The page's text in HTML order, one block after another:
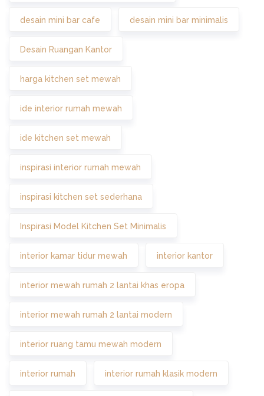
desain mini bar cafe desain mini bar minimalis
Desain Ruangan Kantor
harga kitchen set mewah
ide interior rumah mewah
ide kitchen set mewah
inspirasi interior rumah mewah
inspirasi kitchen set sederhana
Inspirasi Model Kitchen Set Minimalis
interior kamar tidur mewah interior kantor
interior mewah rumah 2 lantai khas eropa
interior mewah rumah 2 lantai modern
interior ruang tamu mewah modern
interior rumah interior rumah klasik modern